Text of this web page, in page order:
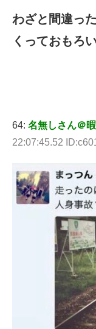
わざと間違っ
くっておもろ
64: 名無しさん＠
22:07:45.52